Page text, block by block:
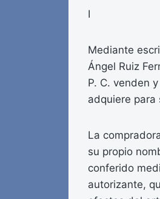
I
Mediante
Ángel Ruiz
P. C. venden
adquiere
La
su propio
conferido
autorizante,